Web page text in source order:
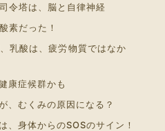
令塔は、脳と自律神経
素だった！
乳酸は、疲労物質ではなか
康症候群かも
、むくみの原因になる？
、身体からのSOSのサイン！